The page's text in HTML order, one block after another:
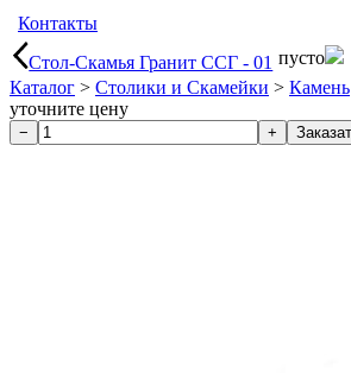
Контакты
Стол-Скамья Гранит ССГ - 01 пусто
Каталог > Столики и Скамейки > Камень
уточните цену